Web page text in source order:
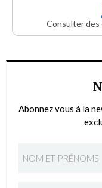
Consulter des
Abonnez vous à la